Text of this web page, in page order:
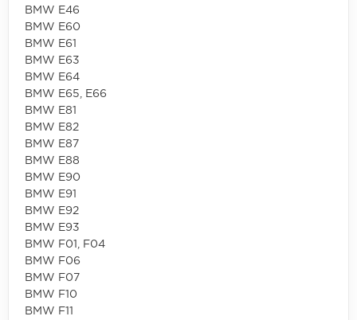
BMW E46
BMW E60
BMW E61
BMW E63
BMW E64
BMW E65, E66
BMW E81
BMW E82
BMW E87
BMW E88
BMW E90
BMW E91
BMW E92
BMW E93
BMW F01, F04
BMW F06
BMW F07
BMW F10
BMW F11